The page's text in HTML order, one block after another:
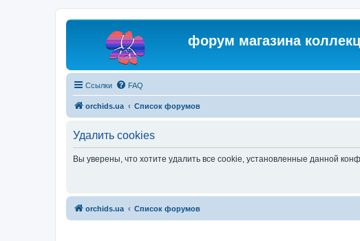
форум магазина
Ссылки FAQ
orchids.ua Список форумов
Удалить cookies
Вы уверены, что хотите удалить все cookie, установленные данной
orchids.ua Список форумов